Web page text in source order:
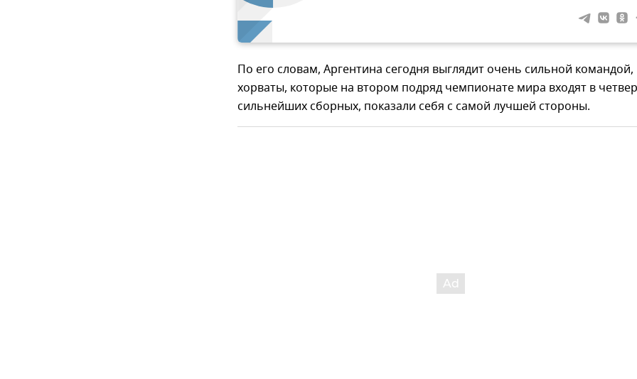
По его словам, Аргентина сегодня выглядит очень сильной
хорваты, которые на втором подряд чемпионате мира входят в
сильнейших сборных, показали себя с самой лучшей стороны.